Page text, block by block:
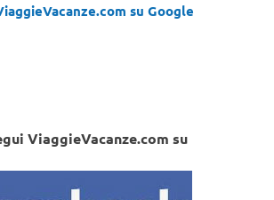
su Google
ViaggieVacanze.com su